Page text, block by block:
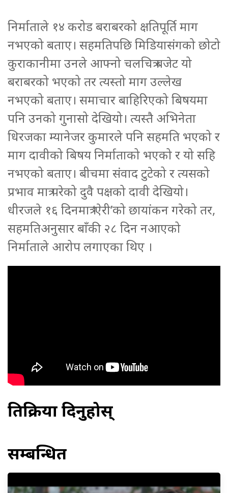
निर्माताले १४ करोड बराबरको क्षतिपूर्ति माग
नभएको बताए। सहमतिपछि मिडियासंगको छोटो
कुराकानीमा उनले आफ्नो चलचित्र बजेट यो
बराबरको भएको तर त्यस्तो माग उल्लेख
नभएको बताए। समाचार बाहिरिएको बिषयमा
पनि उनको गुनासो देखियो। त्यस्तै अभिनेता
धिरजका म्यानेजर कुमारले पनि सहमति भएको र
माग दावीको बिषय निर्माताको भएको र यो सहि
नभएको बताए। बीचमा संवाद टुटेको र त्यसको
प्रभाव मात्र परेको दुवै पक्षको दावी देखियो।
धीरजले १६ दिनमात्र ‘ऐरी’को छायांकन गरेको तर,
सहमतिअनुसार बाँकी २८ दिन नआएको
निर्माताले आरोप लगाएका थिए ।
प्रतिक्रिया दिनुहोस्
सम्बन्धित